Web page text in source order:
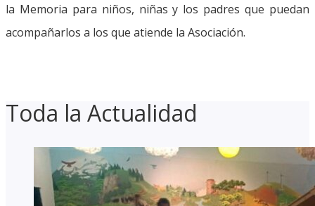
la Memoria para niños, niñas y los padres que puedan
acompañarlos a los que atiende la Asociación.
Toda la Actualidad